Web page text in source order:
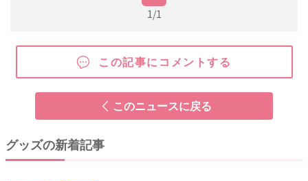
1/1
この記事にコメントする
このニュースに戻る
グッズの新着記事